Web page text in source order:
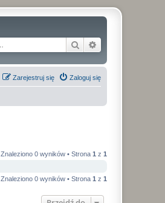
Szukaj
Zaloguj się
Zarejestruj się
Znaleziono 0 wyników • Strona 1 z 1
Znaleziono 0 wyników • Strona 1 z 1